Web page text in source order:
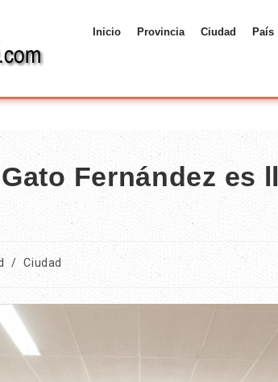
Inicio Provincia Ciudad País
Fernández es
/ Ciudad